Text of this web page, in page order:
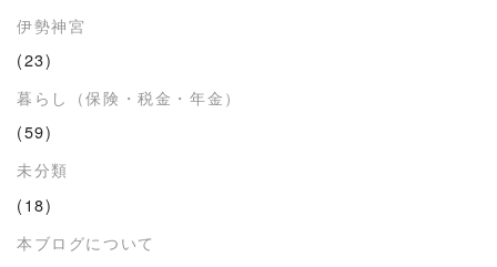
伊勢神宮
(23)
暮らし（保険・税金・年金）
(59)
未分類
(18)
本ブログについて